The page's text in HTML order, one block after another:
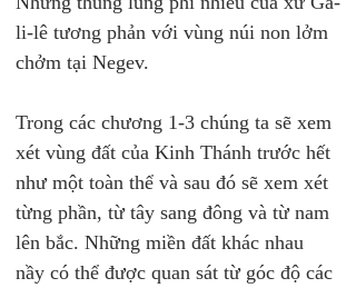
li-lê tương phản với vùng núi non lởm
chởm tại Negev.
Trong các chương 1-3 chúng ta sẽ xem
xét vùng đất của Kinh Thánh trước hết
như một toàn thể và sau đó sẽ xem xét
từng phần, từ tây sang đông và từ nam
lên bắc. Những miền đất khác nhau
nầy có thể được quan sát từ góc độ các